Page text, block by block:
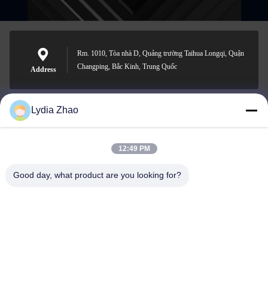
Address
Rm. 1010, Tòa nhà D, Quảng trường Taihua Longqi, Quận
Changping, Bắc Kinh, Trung Quốc
jesingd@vip.sina.com
Lydia Zhao
12:49 PM
Good day, what product are you looking for?